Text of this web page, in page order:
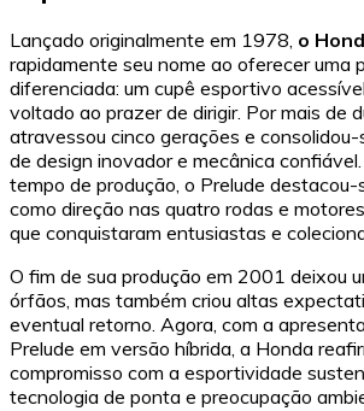
Lançado originalmente em 1978, o
rapidamente seu nome ao oferecer uma
diferenciada: um cupê esportivo
voltado ao prazer de dirigir. Por mais de
atravessou cinco gerações e
de design inovador e mecânica
tempo de produção, o Prelude
como direção nas quatro rodas e
que conquistaram entusiastas e
O fim de sua produção em 2001 deixou
órfãos, mas também criou altas
eventual retorno. Agora, com a
Prelude em versão híbrida, a Honda
compromisso com a esportividade
tecnologia de ponta e preocupação